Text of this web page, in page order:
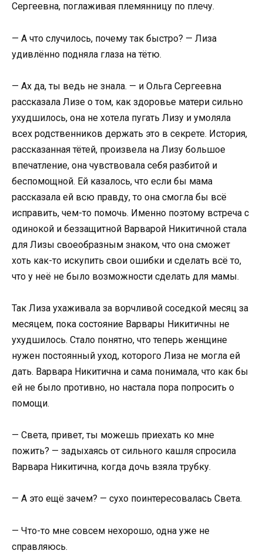
Сергеевна, поглаживая племянницу по плечу.
— А что случилось, почему так быстро? — Лиза
удивлённо подняла глаза на тётю.
— Ах да, ты ведь не знала. — и Ольга Сергеевна
рассказала Лизе о том, как здоровье матери сильно
ухудшилось, она не хотела пугать Лизу и умоляла
всех родственников держать это в секрете. История,
рассказанная тётей, произвела на Лизу большое
впечатление, она чувствовала себя разбитой и
беспомощной. Ей казалось, что если бы мама
рассказала ей всю правду, то она смогла бы всё
исправить, чем-то помочь. Именно поэтому встреча с
одинокой и беззащитной Варварой Никитичной стала
для Лизы своеобразным знаком, что она сможет
хоть как-то искупить свои ошибки и сделать всё то,
что у неё не было возможности сделать для мамы.
Так Лиза ухаживала за ворчливой соседкой месяц за
месяцем, пока состояние Варвары Никитичны не
ухудшилось. Стало понятно, что теперь женщине
нужен постоянный уход, которого Лиза не могла ей
дать. Варвара Никитична и сама понимала, что как бы
ей не было противно, но настала пора попросить о
помощи.
— Света, привет, ты можешь приехать ко мне
пожить? — задыхаясь от сильного кашля спросила
Варвара Никитична, когда дочь взяла трубку.
— А это ещё зачем? — сухо поинтересовалась Света.
— Что-то мне совсем нехорошо, одна уже не
справляюсь.